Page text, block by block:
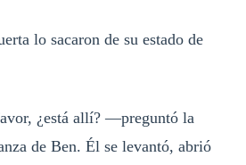
lo sacaron de su estado de
¿está allí? —preguntó la
de Ben. Él se levantó, abrió